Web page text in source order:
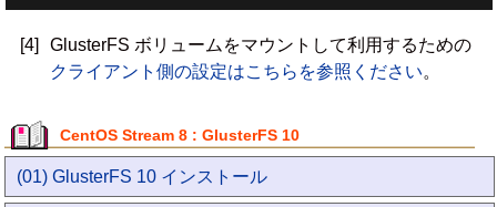
[4]
GlusterFS ボリュームをマウントして利用するための
クライアント側の設定はこちらを参照ください。
CentOS Stream 8 : GlusterFS 10
(01) GlusterFS 10 インストール